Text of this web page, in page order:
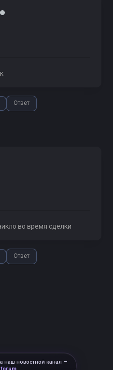
Ответ
во время сделки
Ответ
наш новостной канал —